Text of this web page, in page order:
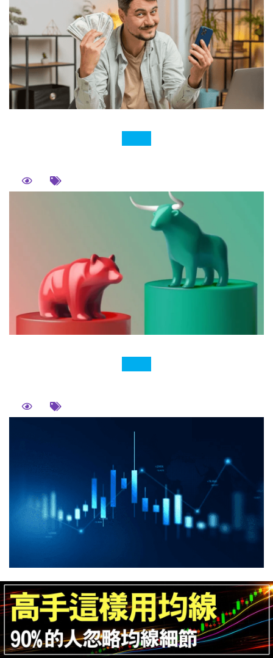
期貨，大多指的是臺灣證券交易所金融保險類股價指數
期貨，因此金融期貨的特點就是不包含其他類別的股
票，什麼科技類、鋼鐵類都不包含，會影響金融期貨漲
跌的成份股，只有金融保險類的股票。 金融期貨 02. 金
融保險類股價指數是什麼？ 金融保險類股價指數是由
臺...
閱讀更多
當沖手續費怎麼算？1次搞懂當沖手續費如
當沖手續費
01. 什麼是當沖手續費？ 當沖手續費，係指投資人在進
商的交易手續費用。舉例而言，包含現股當沖所產生的
手續費、股票交易手續費、以及期貨交易手續費等，均
屬此範疇。無論買進或賣出，券商皆會向交易者收取相
應的費用。 相較於長期投資者通常採取「買進持有」的
策略，當沖交易者傾向於在單一交易日內頻繁進出市
手續費用也...
閱讀更多